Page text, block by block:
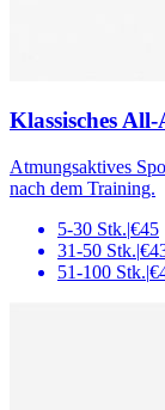
Klassisches
Atmungsaktives
nach dem Training.
5-30 Stk.|€45
31-50 Stk.|
51-100 Stk.|